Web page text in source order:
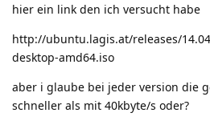
hier ein link den ich versucht habe
http://ubuntu.lagis.at/releases/
desktop-amd64.iso
aber i glaube bei jeder version die
schneller als mit 40kbyte/s oder?